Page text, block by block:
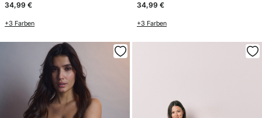
34,99 €
+3 Farben
34,99 €
+3 Farben